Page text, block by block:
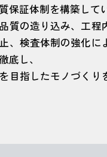
保証体制を構築して
質の造り込み、工程
、検査体制の強化に
底し、
目指したモノづくり